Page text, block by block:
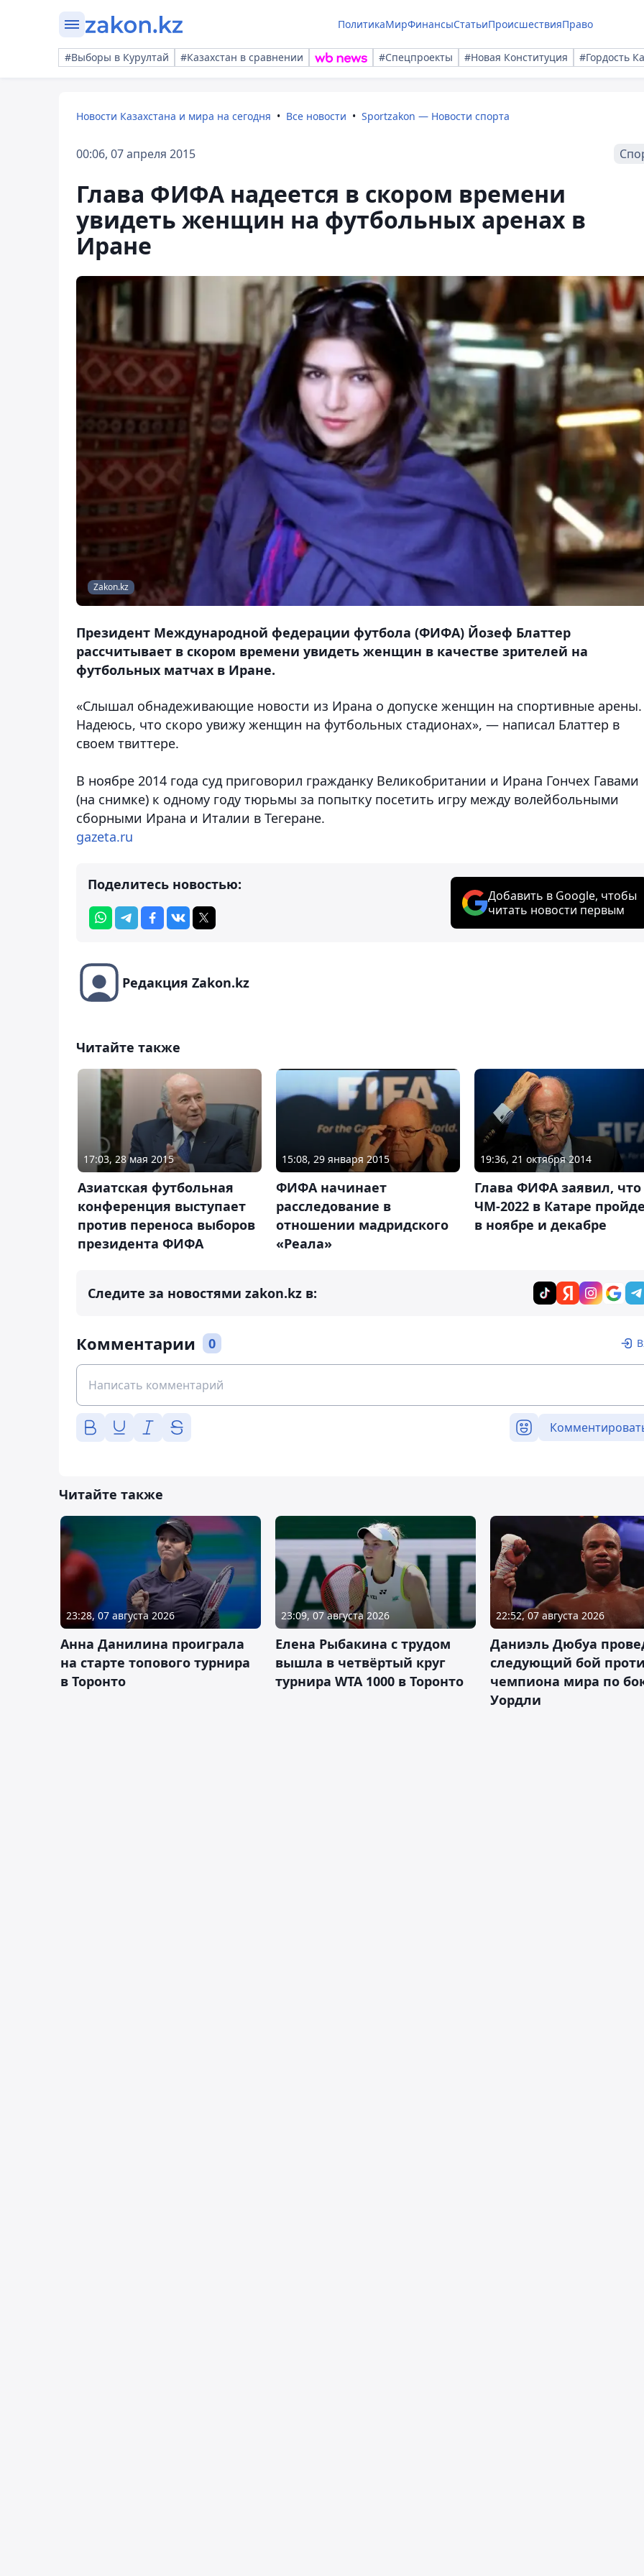
ПолитикаМирФинансыСтатьиПроисшествияПраво
#Выборы в Курултай #Казахстан в сравнении #Спецпроекты #Новая Конституция #Гордость
Новости Казахстана и мира на сегодня Все новости Sportzakon — Новости спорта
00:06, 07 апреля 2015
Глава ФИФА надеется в скором времени
увидеть женщин на футбольных аренах в
Иране
Zakon.kz
Президент Международной федерации футбола (ФИФА) Йозеф Блаттер
рассчитывает в скором времени увидеть женщин в качестве зрителей на
футбольных матчах в Иране.
«Слышал обнадеживающие новости из Ирана о допуске женщин на спортивные арены.
Надеюсь, что скоро увижу женщин на футбольных стадионах», — написал Блаттер в
своем твиттере.
В ноябре 2014 года суд приговорил гражданку Великобритании и Ирана Гончех Гавами
(на снимке) к одному году тюрьмы за попытку посетить игру между волейбольными
сборными Ирана и Италии в Тегеране.
gazeta.ru
Поделитесь новостью:
Добавить в Google, чтобы
читать новости первым
Редакция Zakon.kz
Читайте также
17:03, 28 мая 2015
Азиатская футбольная
конференция выступает
против переноса выборов
президента ФИФА
15:08, 29 января 2015
ФИФА начинает
расследование в
отношении мадридского
«Реала»
19:36, 21 октября 2014
Глава ФИФА заявил, что
ЧМ-2022 в Катаре
в ноябре и декабре
Следите за новостями zakon.kz в:
Комментарии 0
Читайте также
23:28, 07 августа 2026
Анна Данилина проиграла
на старте топового турнира
в Торонто
23:09, 07 августа 2026
Елена Рыбакина с трудом
вышла в четвёртый круг
турнира WTA 1000 в Торонто
22:52, 07 августа 2026
Даниэль Дюбуа
следующий бой
чемпиона мира по
Уордли